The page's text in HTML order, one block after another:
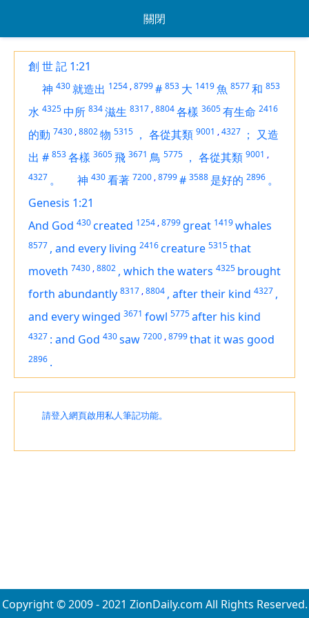
關閉
創 世 記 1:21
神 430就造出 1254 ,8799# 853 大 1419魚 8577和 853
水 4325中所 834滋生 8317 ,8804各樣 3605有生命 2416
的動 7430 ,8802物 5315 ， 各從其類 9001 ,4327 ； 又造
出 # 853各樣 3605飛 3671 鳥 5775 ， 各從其類 9001 ,
4327 。 神 430看著 7200 ,8799# 3588 是好的 2896 。
Genesis 1:21
And God 430created 1254 ,8799 great 1419whales
8577 , and every living 2416creature 5315that
moveth 7430 ,8802 , which the waters 4325 brought
forth abundantly 8317 ,8804 , after their kind 4327 ,
and every winged 3671 fowl 5775after his kind
4327 : and God 430saw 7200 ,8799that it was good
2896 .
請登入網頁啟用私人筆記功能。
Copyright © 2009 - 2021 ZionDaily.com All Rights Reserved.